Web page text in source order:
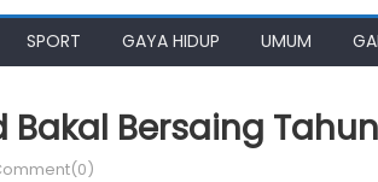
SPORT GAYA HIDUP UMUM
Bakal Bersaing